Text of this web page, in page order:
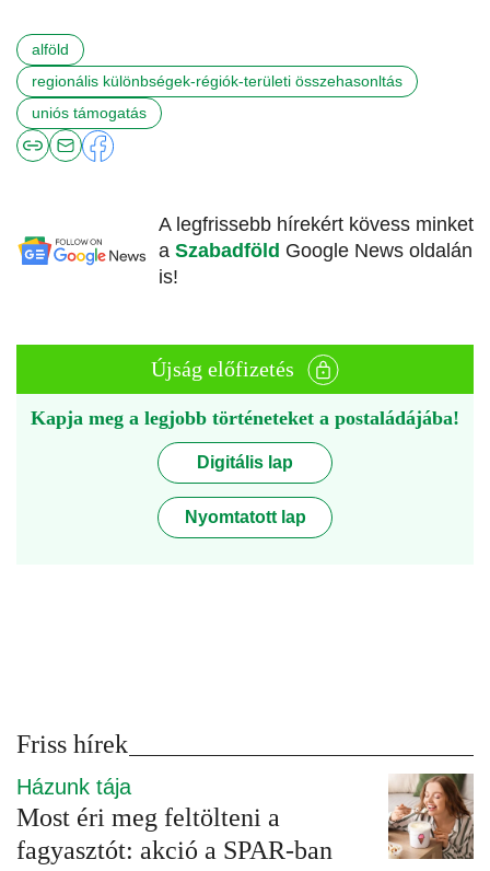
alföld
regionális különbségek-régiók-területi összehasonltás
uniós támogatás
A legfrissebb hírekért kövess minket
a Szabadföld Google News oldalán
is!
Újság előfizetés
Kapja meg a legjobb történeteket a postaládájába!
Digitális lap
Nyomtatott lap
Friss hírek
Házunk tája
Most éri meg feltölteni a
fagyasztót: akció a SPAR-ban